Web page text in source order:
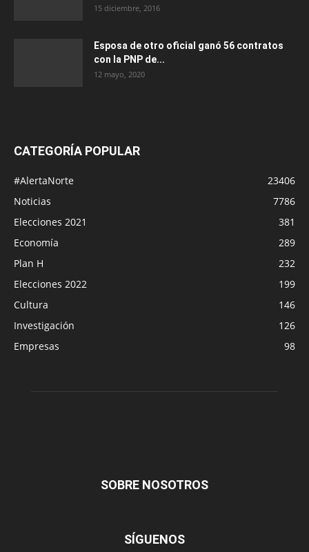
15 diciembre, 2016
Esposa de otro oficial ganó 56 contratos
con la PNP de...
12 mayo, 2020
CATEGORÍA POPULAR
#AlertaNorte
23406
Noticias
7786
Elecciones 2021
381
Economía
289
Plan H
232
Elecciones 2022
199
Cultura
146
Investigación
126
Empresas
98
SOBRE NOSOTROS
SÍGUENOS